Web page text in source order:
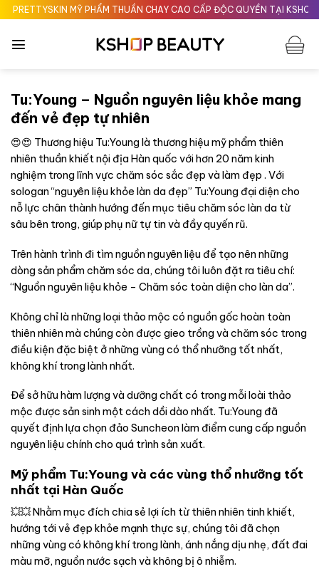
Chuyển
đến
nội
MỸ PHẨM THUẦN CHAY CAO CẤP ĐỘC QUYỀN TẠI
Tu:Young – Nguồn nguyên liệu khỏe mang
đến vẻ đẹp tự nhiên
😍😍 Thương hiệu Tu:Young là thương hiệu mỹ phẩm thiên
nhiên thuần khiết nội địa Hàn quốc với hơn 20 năm kinh
nghiệm trong lĩnh vực chăm sóc sắc đẹp và làm đẹp . Với
sologan “nguyên liệu khỏe làn da đẹp” Tu:Young đại diện cho
nỗ lực chân thành hướng đến mục tiêu chăm sóc làn da từ
sâu bên trong, giúp phụ nữ tự tin và đầy quyến rũ.
Trên hành trình đi tìm nguồn nguyên liệu để tạo nên những
dòng sản phẩm chăm sóc da, chúng tôi luôn đặt ra tiêu chí:
“Nguồn nguyên liệu khỏe – Chăm sóc toàn diện cho làn da”.
Không chỉ là những loại thảo mộc có nguồn gốc hoàn toàn
thiên nhiên mà chúng còn được gieo trồng và chăm sóc trong
điều kiện đặc biệt ở những vùng có thổ nhưỡng tốt nhất,
không khí trong lành nhất.
Để sở hữu hàm lượng và dưỡng chất có trong mỗi loài thảo
mộc được sản sinh một cách dồi dào nhất. Tu:Young đã
quyết định lựa chọn đảo Suncheon làm điểm cung cấp nguồn
nguyên liệu chính cho quá trình sản xuất.
Mỹ phẩm Tu:Young và các vùng thổ nhưỡng tốt
nhất tại Hàn Quốc
💥💥 Nhằm mục đích chia sẻ lợi ích từ thiên nhiên tinh khiết,
hướng tới vẻ đẹp khỏe mạnh thực sự, chúng tôi đã chọn
những vùng có không khí trong lành, ánh nắng dịu nhẹ, đất đai
màu mỡ, nguồn nước sạch và không bị ô nhiễm.